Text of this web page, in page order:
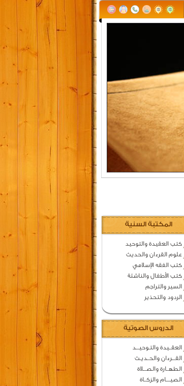
المكتبة السنية
كتب العقيدة والتوحيد
علوم القرءان والحديث
كتب الفقه الإسلامي
كتب الأطفال والناشئة
السير والتراجم
الردود والتحذير
الدروس الصوتية
العقــيدة والتـوحيـــد
القـــرءان والحــديـث
الطهــارة والصـــلاة
الصيــــام والزكــاة